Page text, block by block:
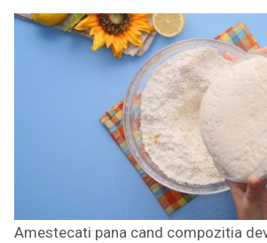
Amestecati pana cand compozitia